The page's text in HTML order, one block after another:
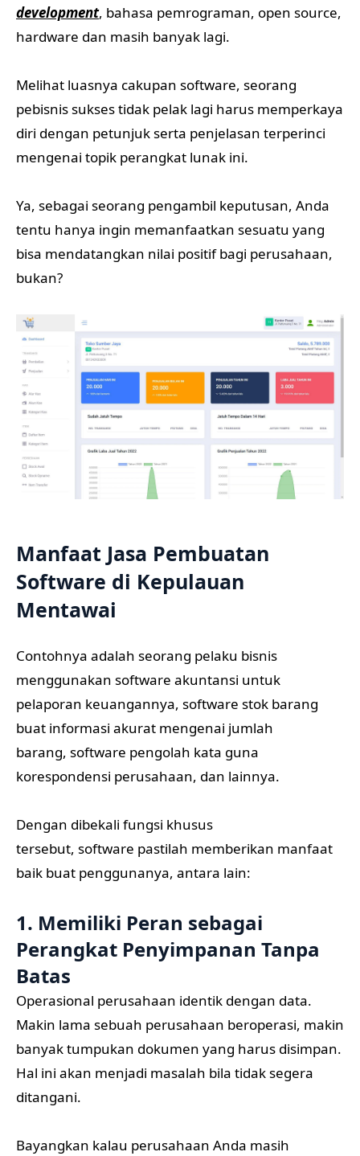
development, bahasa pemrograman, open source,
hardware dan masih banyak lagi.
Melihat luasnya cakupan software, seorang
pebisnis sukses tidak pelak lagi harus memperkaya
diri dengan petunjuk serta penjelasan terperinci
mengenai topik perangkat lunak ini.
Ya, sebagai seorang pengambil keputusan, Anda
tentu hanya ingin memanfaatkan sesuatu yang
bisa mendatangkan nilai positif bagi perusahaan,
bukan?
Manfaat Jasa Pembuatan
Software di Kepulauan
Mentawai
Contohnya adalah seorang pelaku bisnis
menggunakan software akuntansi untuk
pelaporan keuangannya, software stok barang
buat informasi akurat mengenai jumlah
barang, software pengolah kata guna
korespondensi perusahaan, dan lainnya.
Dengan dibekali fungsi khusus
tersebut, software pastilah memberikan manfaat
baik buat penggunanya, antara lain:
1. Memiliki Peran sebagai
Perangkat Penyimpanan Tanpa
Batas
Operasional perusahaan identik dengan data.
Makin lama sebuah perusahaan beroperasi, makin
banyak tumpukan dokumen yang harus disimpan.
Hal ini akan menjadi masalah bila tidak segera
ditangani.
Bayangkan kalau perusahaan Anda masih